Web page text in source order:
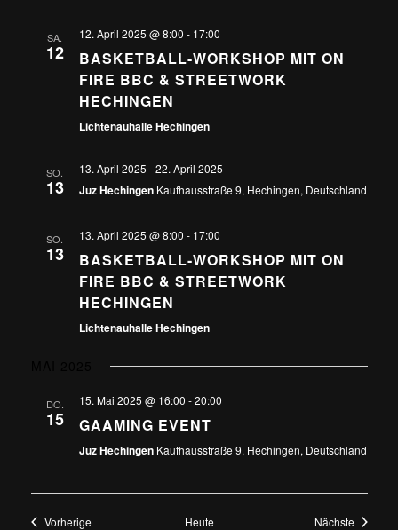
SA.
12
12. April 2025 @ 8:00 - 17:00
BASKETBALL-WORKSHOP MIT ON
FIRE BBC & STREETWORK
HECHINGEN
Lichtenauhalle Hechingen
SO.
13
13. April 2025 -22. April 2025
Juz Hechingen Kaufhausstraße 9, Hechingen, Deutschland
SO.
13
13. April 2025 @ 8:00 - 17:00
BASKETBALL-WORKSHOP MIT ON
FIRE BBC & STREETWORK
HECHINGEN
Lichtenauhalle Hechingen
DO.
15
15. Mai 2025 @ 16:00 -20:00
GAAMING EVENT
Juz Hechingen Kaufhausstraße 9, Hechingen, Deutschland
VorherigeVeranstaltungen Heute Nächste